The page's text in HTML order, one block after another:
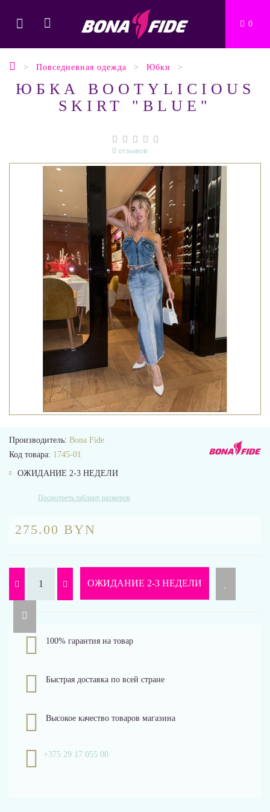
0
Повседневная одежда Юбки
ЮБКА BOOTYLICIOUS
SKIRT "BLUE"
0 отзывов
Производитель: Bona Fide
Код товара: 1745-01
ОЖИДАНИЕ 2-3 НЕДЕЛИ
Посмотреть таблицу размеров
275.00 BYN
ОЖИДАНИЕ 2-3 НЕДЕЛИ
100% гарантия на товар
Быстрая доставка по всей стране
Высокое качество товаров магазина
+375 29 17 055 00